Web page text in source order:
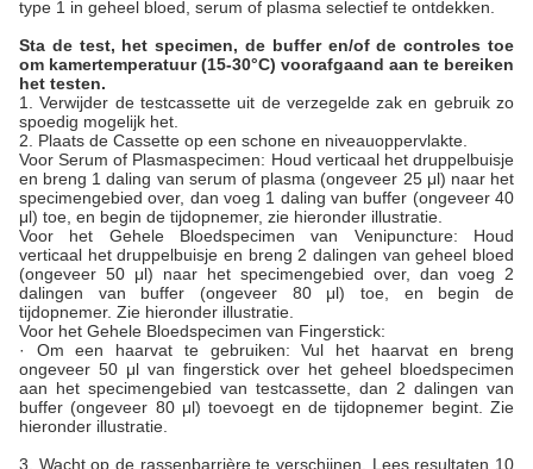
type 1 in geheel bloed, serum of plasma selectief te ontdekken.
Sta de test, het specimen, de buffer en/of de controles toe
om kamertemperatuur (15-30°C) voorafgaand aan te bereiken
het testen.
1. Verwijder de testcassette uit de verzegelde zak en gebruik zo
spoedig mogelijk het.
2. Plaats de Cassette op een schone en niveauoppervlakte.
Voor Serum of Plasmaspecimen: Houd verticaal het druppelbuisje
en breng 1 daling van serum of plasma (ongeveer 25 μl) naar het
specimengebied over, dan voeg 1 daling van buffer (ongeveer 40
μl) toe, en begin de tijdopnemer, zie hieronder illustratie.
Voor het Gehele Bloedspecimen van Venipuncture: Houd
verticaal het druppelbuisje en breng 2 dalingen van geheel bloed
(ongeveer 50 μl) naar het specimengebied over, dan voeg 2
dalingen van buffer (ongeveer 80 μl) toe, en begin de
tijdopnemer. Zie hieronder illustratie.
Voor het Gehele Bloedspecimen van Fingerstick:
· Om een haarvat te gebruiken: Vul het haarvat en breng
ongeveer 50 μl van fingerstick over het geheel bloedspecimen
aan het specimengebied van testcassette, dan 2 dalingen van
buffer (ongeveer 80 μl) toevoegt en de tijdopnemer begint. Zie
hieronder illustratie.
3. Wacht op de rassenbarrière te verschijnen. Lees resultaten 10